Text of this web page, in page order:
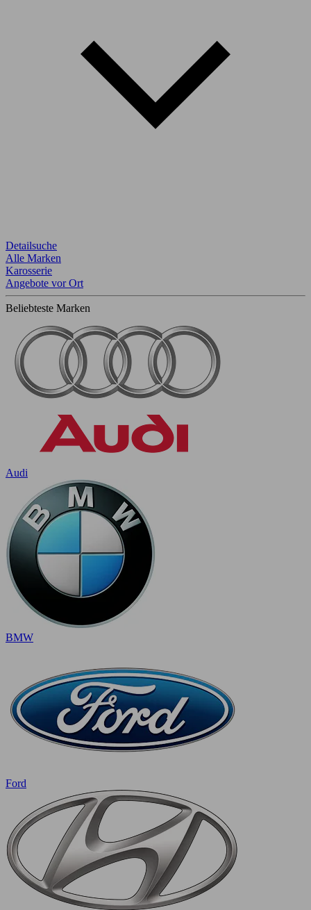
Detailsuche
Alle Marken
Karosserie
Angebote vor Ort
Beliebteste Marken
Audi
BMW
Ford